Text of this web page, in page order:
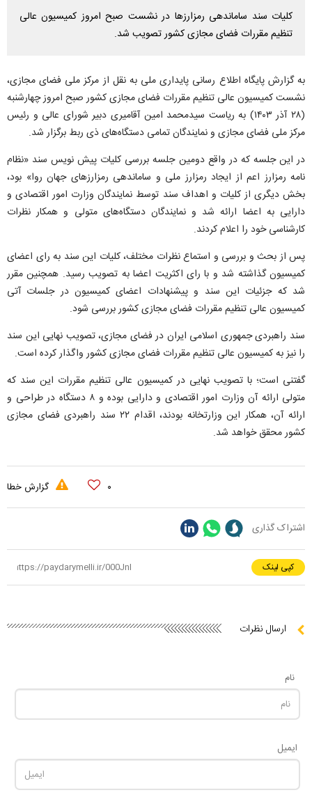
کلیات سند ساماندهی رمزارز‌ها در نشست صبح امروز کمیسیون عالی
تنظیم مقررات فضای مجازی کشور تصویب شد.
به گزارش پایگاه اطلاع رسانی پایداری ملی به نقل از مرکز ملی فضای مجازی،
نشست کمیسیون عالی تنظیم مقررات فضای مجازی کشور صبح امروز چهارشنبه
(۲۸ آذر ۱۴۰۳) به ریاست سیدمحمد امین آقامیری دبیر شورای عالی و رئیس
مرکز ملی فضای مجازی و نمایندگان تمامی دستگاه‌های ذی ربط برگزار شد.
در این جلسه که در واقع دومین جلسه بررسی کلیات پیش نویس سند «نظام
نامه رمزارز اعم از ایجاد رمزارز ملی و ساماندهی رمزارز‌های جهان روا» بود،
بخش دیگری از کلیات و اهداف سند توسط نمایندگان وزارت امور اقتصادی و
دارایی به اعضا ارائه شد و نمایندگان دستگاه‌های متولی و همکار نظرات
کارشناسی خود را اعلام کردند.
پس از بحث و بررسی و استماع نظرات مختلف، کلیات این سند به رای اعضای
کمیسیون گذاشته شد و با رای اکثریت اعضا به تصویب رسید. همچنین مقرر
شد که جزئیات این سند و پیشنهادات اعضای کمیسیون در جلسات آتی
کمیسیون عالی تنظیم مقررات فضای مجازی کشور بررسی شود.
سند راهبردی جمهوری اسلامی ایران در فضای مجازی، تصویب نهایی این سند
را نیز به کمیسیون عالی تنظیم مقررات فضای مجازی کشور واگذار کرده است.
گفتنی است؛ با تصویب نهایی در کمیسیون عالی تنظیم مقررات این سند که
متولی ارائه آن وزارت امور اقتصادی و دارایی بوده و ۸ دستگاه در طراحی و
ارائه آن، همکار این وزارتخانه بودند، اقدام ۲۲ سند راهبردی فضای مجازی
کشور محقق خواهد شد.
۰ گزارش خطا
اشتراک گذاری
کپی لینک
ارسال نظرات
نام
ایمیل